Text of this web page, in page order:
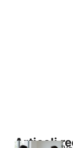
Articoli